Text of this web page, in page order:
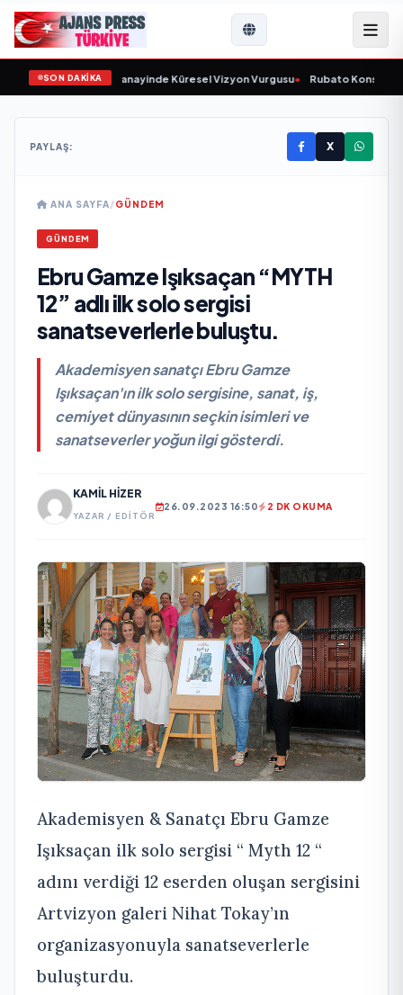
SON DAKİKA
ve Savunma Sanayinde Küresel Vizyon Vurgusu• Rubato Konser Serisi
PAYLAŞ: X
ANA SAYFA/GÜNDEM
GÜNDEM
Ebru Gamze Işıksaçan “MYTH
12” adlı ilk solo sergisi
sanatseverlerle buluştu.
Akademisyen sanatçı Ebru Gamze
Işıksaçan'ın ilk solo sergisine, sanat, iş,
cemiyet dünyasının seçkin isimleri ve
sanatseverler yoğun ilgi gösterdi.
KAMIL HIZER
YAZAR / EDITÖR
26.09.2023 16:50 2 DK OKUMA
Akademisyen & Sanatçı Ebru Gamze
Işıksaçan ilk solo sergisi “ Myth 12 “
adını verdiği 12 eserden oluşan sergisini
Artvizyon galeri Nihat Tokay’ın
organizasyonuyla sanatseverlerle
buluşturdu.